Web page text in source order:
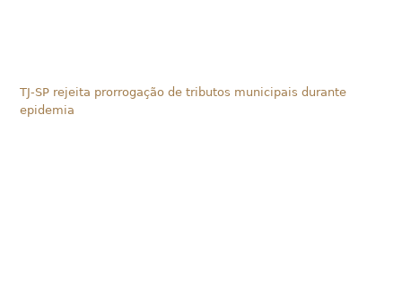
TJ-SP rejeita prorrogação de tributos municipais durante
epidemia